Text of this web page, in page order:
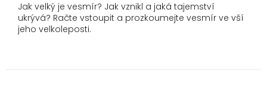
Jak velký je vesmír? Jak vznikl a jaká tajemství
ukrývá? Račte vstoupit a prozkoumejte vesmír ve vší
jeho velkoleposti.